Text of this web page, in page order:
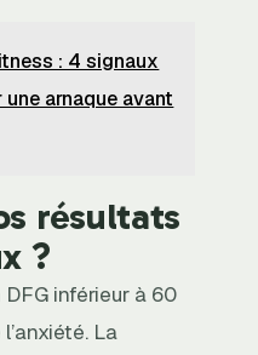
: 4 signaux
arnaque avant
résultats
?
inférieur à 60
La